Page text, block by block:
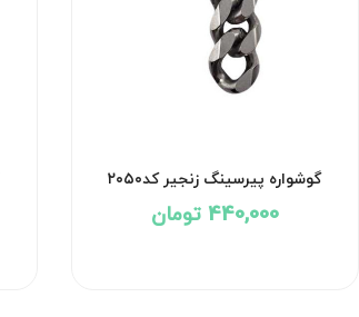
گوشواره پیرسینگ زنجیر کد۲۰۵۰
440,000 تومان